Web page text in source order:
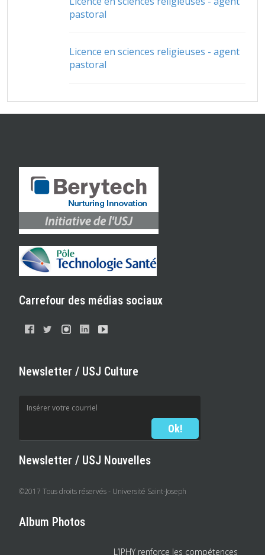
pastoral
Licence en sciences religieuses - agent
pastoral
Carrefour des médias sociaux
Newsletter / USJ Culture
Newsletter / USJ Nouvelles
©2017 Tous droits réservés - Université Saint-Joseph
Album Photos
L’IPHY renforce les compétences